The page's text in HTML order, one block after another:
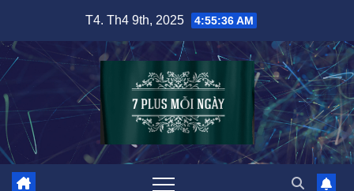
content
T4. Th4 9th, 2025 4:55:37 AM